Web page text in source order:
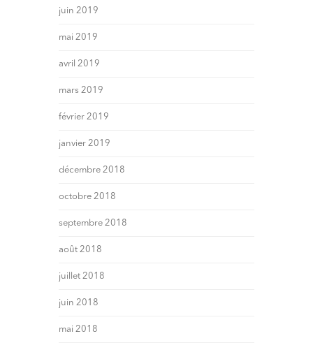
juin 2019
mai 2019
avril 2019
mars 2019
février 2019
janvier 2019
décembre 2018
octobre 2018
septembre 2018
août 2018
juillet 2018
juin 2018
mai 2018